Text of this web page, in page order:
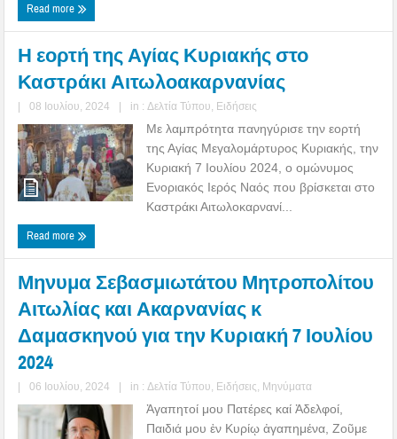
Read more
Η εορτή της Αγίας Κυριακής στο
Καστράκι Αιτωλοακαρνανίας
| 08 Ιουλίου, 2024 | in : Δελτία Τύπου Ειδήσεις
Με λαμπρότητα πανηγύρισε την εορτή
της Αγίας Μεγαλομάρτυρος Κυριακής, την
Κυριακή 7 Ιουλίου 2024, ο ομώνυμος
Ενοριακός Ιερός Ναός που βρίσκεται στο
Καστράκι Αιτωλοκαρνανί...
Read more
Μηνυμα Σεβασμιωτάτου Μητροπολίτου
Αιτωλίας και Ακαρνανίας κ
Δαμασκηνού για την Κυριακή 7 Ιουλίου
2024
| 06 Ιουλίου, 2024 | in : Δελτία Τύπου Ειδήσεις Μηνύματα
Ἀγαπητοί μου Πατέρες καί Ἀδελφοί,
Παιδιά μου ἐν Κυρίῳ ἀγαπημένα, Ζοῦμε